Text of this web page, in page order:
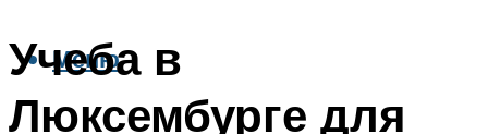
Меню
Учеба в
Люксембурге для